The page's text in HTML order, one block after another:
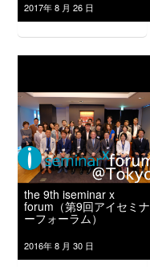
2017年 8 月 26 日
the 9th iseminar x
forum（第9回アイセミナ
ーフォーラム）
2016年 8 月 30 日